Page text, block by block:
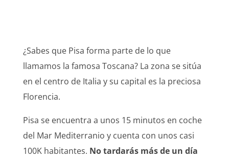
¿Sabes que Pisa forma parte de lo que
llamamos la famosa Toscana? La zona se sitúa
en el centro de Italia y su capital es la preciosa
Florencia.
Pisa se encuentra a unos 15 minutos en coche
del Mar Mediterranio y cuenta con unos casi
100K habitantes. No tardarás más de un día